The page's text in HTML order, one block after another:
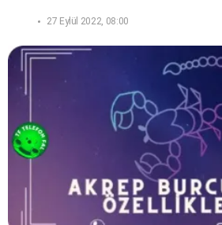
27 Eylül 2022, 08:00